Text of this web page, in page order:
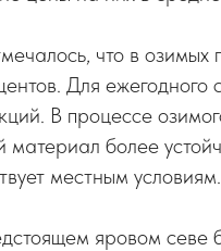
что в озимых
Для ежегодного
В процессе
материал более
местным условиям.
яровом севе